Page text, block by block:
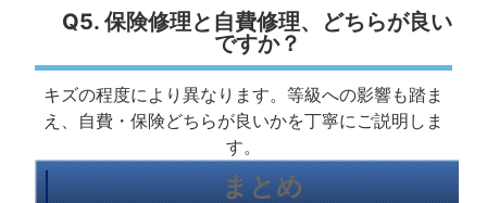
Q5. 保険修理と自費修理、どちらが良い
ですか？
キズの程度により異なります。等級への影響も踏ま
え、自費・保険どちらが良いかを丁寧にご説明しま
す。
まとめ